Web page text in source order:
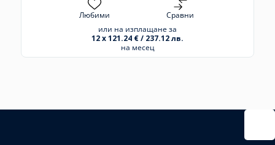
Любими
Сравни
или на изплащане за
12 x 121.24 € / 237.12 лв.
на месец